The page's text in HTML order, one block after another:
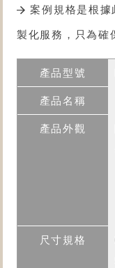
案例規格是根
製化服務，只為確